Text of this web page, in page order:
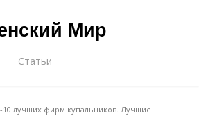
Мир
Статьи
10 лучших фирм купальников. Лучшие